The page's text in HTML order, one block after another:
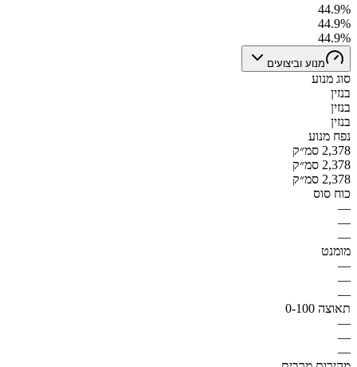
44.9%
44.9%
44.9%
מנוע וביצועים
סוג מנוע
בנזין
בנזין
בנזין
נפח מנוע
2,378 סמ״ק
2,378 סמ״ק
2,378 סמ״ק
כוח סוס
—
—
—
מומנט
—
—
—
תאוצה 0-100
—
—
—